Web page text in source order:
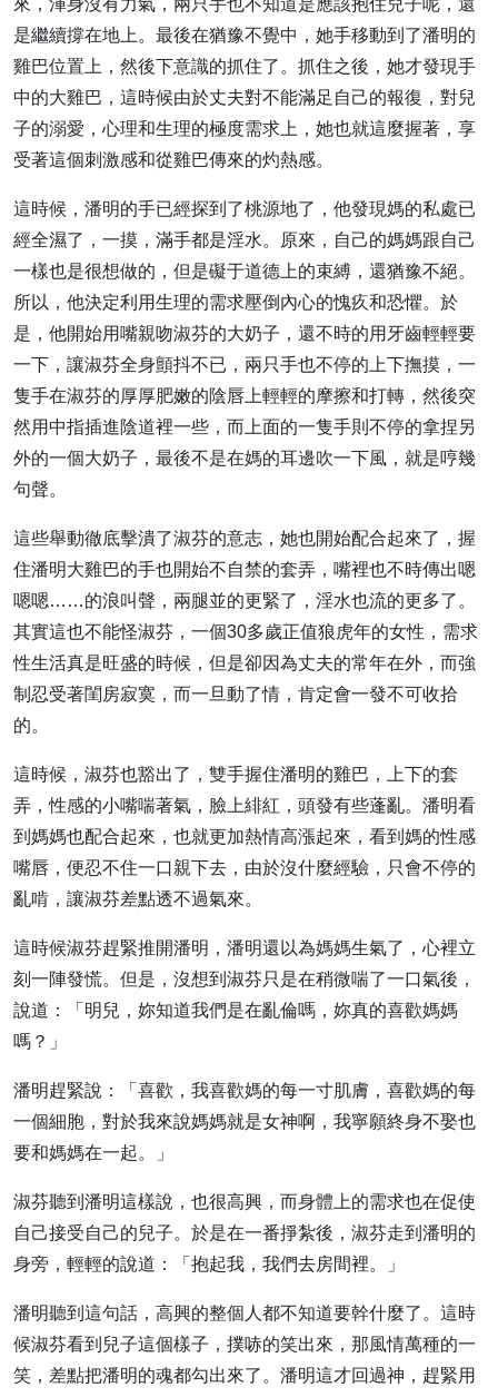
來，渾身沒有力氣，兩只手也不知道是應該抱住兒子呢，還
是繼續撐在地上。最後在猶豫不覺中，她手移動到了潘明的
雞巴位置上，然後下意識的抓住了。抓住之後，她才發現手
中的大雞巴，這時候由於丈夫對不能滿足自己的報復，對兒
子的溺愛，心理和生理的極度需求上，她也就這麼握著，享
受著這個刺激感和從雞巴傳來的灼熱感。
這時候，潘明的手已經探到了桃源地了，他發現媽的私處已
經全濕了，一摸，滿手都是淫水。原來，自己的媽媽跟自己
一樣也是很想做的，但是礙于道德上的束縛，還猶豫不絕。
所以，他決定利用生理的需求壓倒內心的愧疚和恐懼。於
是，他開始用嘴親吻淑芬的大奶子，還不時的用牙齒輕輕要
一下，讓淑芬全身顫抖不已，兩只手也不停的上下撫摸，一
隻手在淑芬的厚厚肥嫩的陰唇上輕輕的摩擦和打轉，然後突
然用中指插進陰道裡一些，而上面的一隻手則不停的拿捏另
外的一個大奶子，最後不是在媽的耳邊吹一下風，就是哼幾
句聲。
這些舉動徹底擊潰了淑芬的意志，她也開始配合起來了，握
住潘明大雞巴的手也開始不自禁的套弄，嘴裡也不時傳出嗯
嗯嗯……的浪叫聲，兩腿並的更緊了，淫水也流的更多了。
其實這也不能怪淑芬，一個30多歲正值狼虎年的女性，需求
性生活真是旺盛的時候，但是卻因為丈夫的常年在外，而強
制忍受著閨房寂寞，而一旦動了情，肯定會一發不可收拾
的。
這時候，淑芬也豁出了，雙手握住潘明的雞巴，上下的套
弄，性感的小嘴喘著氣，臉上緋紅，頭發有些蓬亂。潘明看
到媽媽也配合起來，也就更加熱情高漲起來，看到媽的性感
嘴唇，便忍不住一口親下去，由於沒什麼經驗，只會不停的
亂啃，讓淑芬差點透不過氣來。
這時候淑芬趕緊推開潘明，潘明還以為媽媽生氣了，心裡立
刻一陣發慌。但是，沒想到淑芬只是在稍微喘了一口氣後，
說道：「明兒，妳知道我們是在亂倫嗎，妳真的喜歡媽媽
嗎？」
潘明趕緊說：「喜歡，我喜歡媽的每一寸肌膚，喜歡媽的每
一個細胞，對於我來說媽媽就是女神啊，我寧願終身不娶也
要和媽媽在一起。」
淑芬聽到潘明這樣說，也很高興，而身體上的需求也在促使
自己接受自己的兒子。於是在一番掙紮後，淑芬走到潘明的
身旁，輕輕的說道：「抱起我，我們去房間裡。」
潘明聽到這句話，高興的整個人都不知道要幹什麼了。這時
候淑芬看到兒子這個樣子，撲哧的笑出來，那風情萬種的一
笑，差點把潘明的魂都勾出來了。潘明這才回過神，趕緊用